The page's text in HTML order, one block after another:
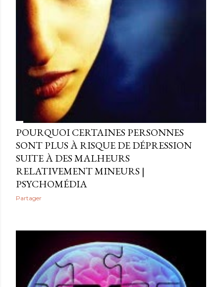
POURQUOI CERTAINES PERSONNES
SONT PLUS À RISQUE DE DÉPRESSION
SUITE À DES MALHEURS
RELATIVEMENT MINEURS |
PSYCHOMÉDIA
Partager